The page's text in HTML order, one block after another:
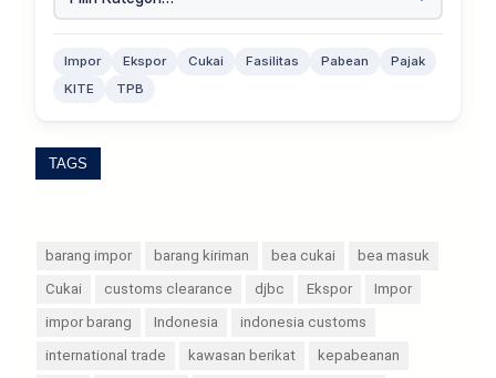
Impor Ekspor Cukai Fasilitas Pabean
Pajak
KITE
TPB
TAGS
barang impor barang kiriman bea cukai
bea masuk
Cukai
customs clearance djbc Ekspor
Impor
impor barang
Indonesia
indonesia customs
international trade
kawasan berikat
kepabeanan